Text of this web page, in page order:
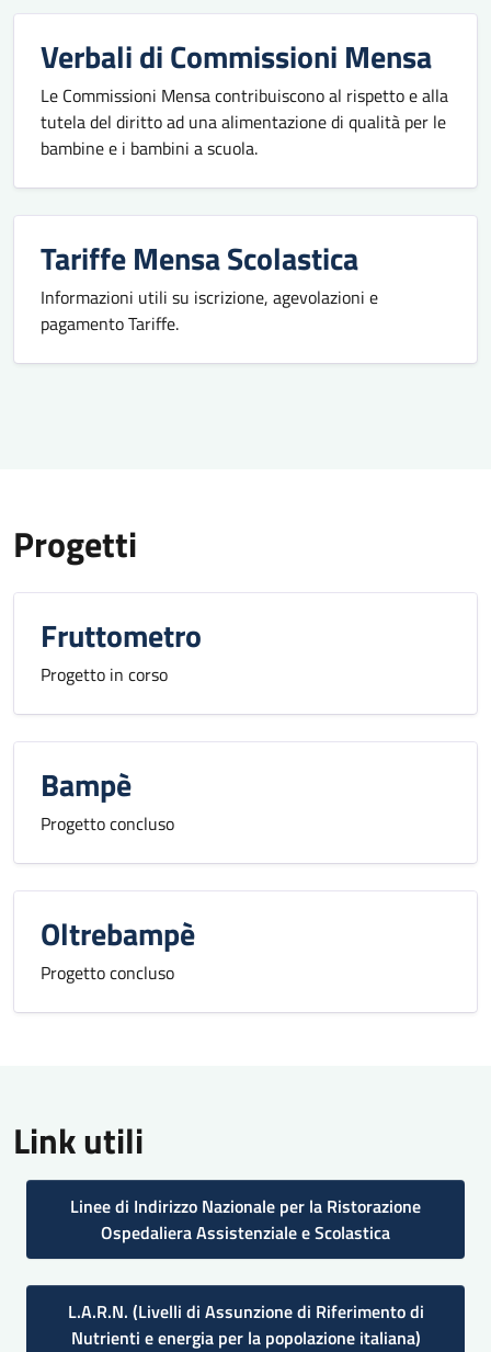
Verbali di Commissioni Mensa
Le Commissioni Mensa contribuiscono al rispetto e alla
tutela del diritto ad una alimentazione di qualità per le
bambine e i bambini a scuola.
Tariffe Mensa Scolastica
Informazioni utili su iscrizione, agevolazioni e
pagamento Tariffe.
Progetti
Fruttometro
Progetto in corso
Bampè
Progetto concluso
Oltrebampè
Progetto concluso
Link utili
Linee di Indirizzo Nazionale per la Ristorazione
Ospedaliera Assistenziale e Scolastica
L.A.R.N. (Livelli di Assunzione di Riferimento di
Nutrienti e energia per la popolazione italiana)